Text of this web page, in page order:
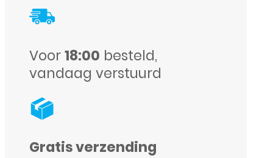
aantal
Voor18:00 besteld,
vandaag verstuurd
Gratis verzending